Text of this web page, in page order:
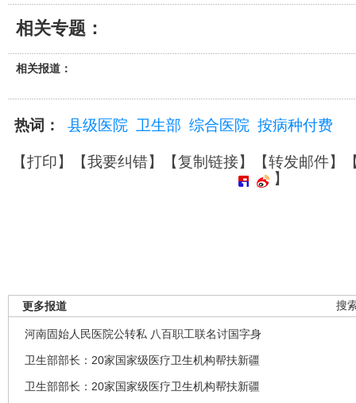
相关专题：
相关报道：
热词： 县级医院 卫生部 综合医院 按病种付费
【打印】【我要纠错】【复制链接】【转发邮件】
】
搜
更多报道
河南固始人民医院公转私 八百职工联名讨国字身
卫生部部长：20家国家级医疗卫生机构帮扶新疆
卫生部部长：20家国家级医疗卫生机构帮扶新疆